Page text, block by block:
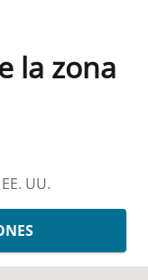
la zona
EE. UU.